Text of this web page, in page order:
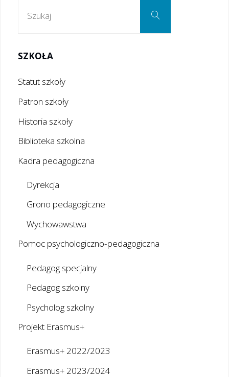
Szukaj
SZKOŁA
Statut szkoły
Patron szkoły
Historia szkoły
Biblioteka szkolna
Kadra pedagogiczna
Dyrekcja
Grono pedagogiczne
Wychowawstwa
Pomoc psychologiczno-pedagogiczna
Pedagog specjalny
Pedagog szkolny
Psycholog szkolny
Projekt Erasmus+
Erasmus+ 2022/2023
Erasmus+ 2023/2024